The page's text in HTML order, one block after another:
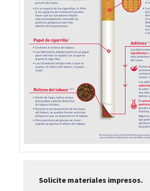
Solicite materiales impresos.